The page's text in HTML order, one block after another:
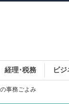
経理･税務 ビジ
事務ごよみ